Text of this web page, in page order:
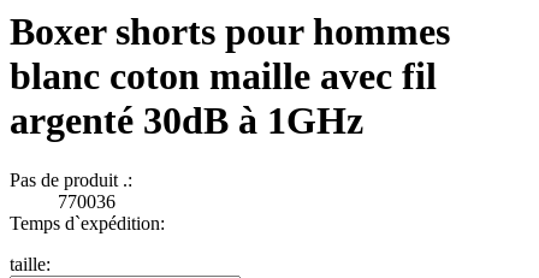
Boxer shorts pour hommes
blanc coton maille avec fil
argenté 30dB à 1GHz
Pas de produit .:
770036
Temps d`expédition:
taille: